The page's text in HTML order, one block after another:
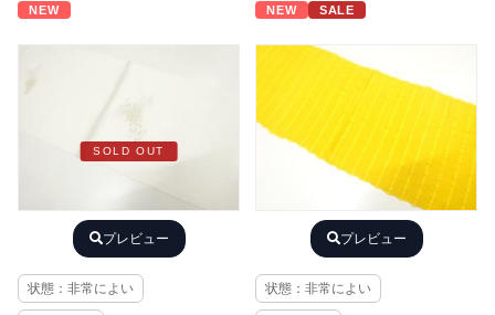
NEW
SOLD OUT
プレビュー
状態：非常によい
NEW SALE
プレビュー
状態：非常によい